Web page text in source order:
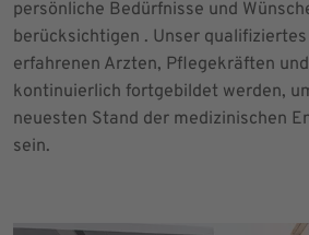
persönliche Bedürfnisse und
berücksichtigen . Unser
erfahrenen Arzten, Pflegekräften
kontinuierlich fortgebildet werden,
neuesten Stand der medizinischen
sein.